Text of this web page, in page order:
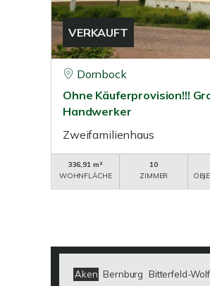
VERKAUFT
Dornbock
Ohne Käuferprovision!!!
Handwerker
Zweifamilienhaus
336,91 m²
WOHNFLÄCHE
10
ZIMMER
Aken Bernburg Bitterfeld-